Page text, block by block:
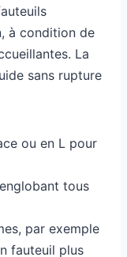
à condition de
La
sans rupture
ou en L pour
tous
par exemple
fauteuil plus